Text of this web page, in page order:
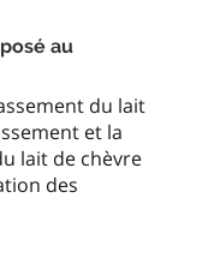
au
du lait
et la
lait de chèvre
des